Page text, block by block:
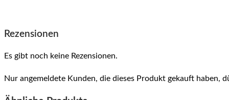
Rezensionen
Es gibt noch keine Rezensionen.
Nur angemeldete Kunden, die dieses Produkt gekauft haben,